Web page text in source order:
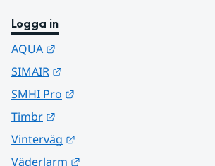
Logga in
AQUA
SIMAIR
SMHI Pro
Timbr
Vinterväg
Väderlarm